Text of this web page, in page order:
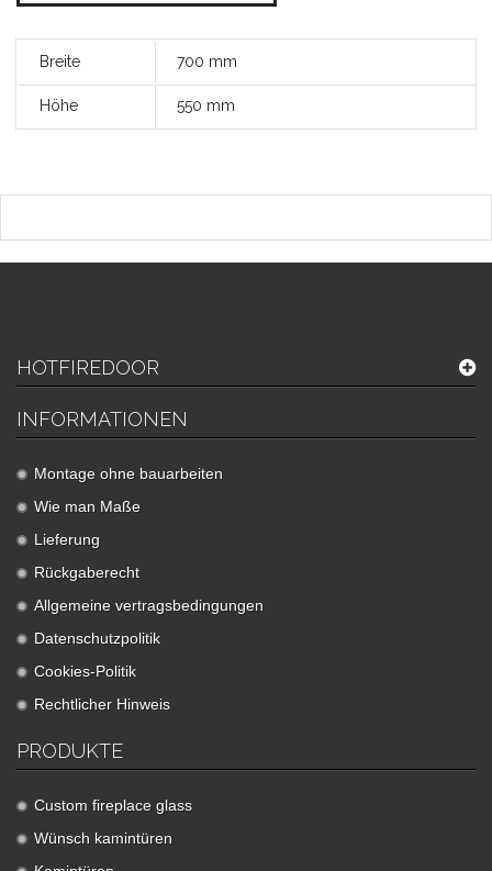
Breite 700 mm
Höhe 550 mm
HOTFIREDOOR
INFORMATIONEN
Montage ohne bauarbeiten
Wie man Maße
Lieferung
Rückgaberecht
Allgemeine vertragsbedingungen
Datenschutzpolitik
Cookies-Politik
Rechtlicher Hinweis
PRODUKTE
Custom fireplace glass
Wünsch kamintüren